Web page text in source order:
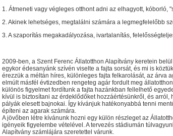
1. Átmeneti vagy végleges otthont adni az elhagyott, kóborló,
2. Akinek lehetséges, megtalálni számára a legmegfelelőbb
3. A szaporítás megakadályozása, ivartalanítás,
2009-ben, a Szent Ferenc Állatotthon Alapítvány keretein
egykor édesanyánk szívén viselte a fajta sorsát, és mi is
érezzük a méltán híres, különleges fajta felkarolását, az árva
elmúlt másfél évtizedben rengeteg agár fordult meg
különös figyelmet fordítunk a fajta hazánkban fellelhető
kívül is biztosítani az érdeklődőket hozzáértésünkről, és
pályák elesett bajnokai. Így kívánjuk hatékonyabbá tenni
építeni az agarak számára.
A jövőben létre kívánunk hozni egy külön részleget az
igényeik figyelembe vételével. A tervezés stádiumán
Alapítvány számlájára szeretettel várunk.